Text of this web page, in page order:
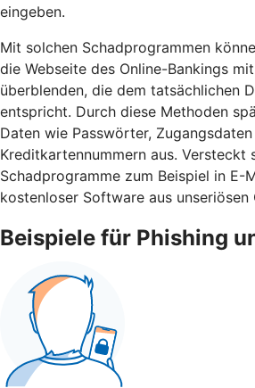
eingeben.
Mit solchen Schadprogrammen
die Webseite des Online-Bankings
überblenden, die dem tatsächlichen
entspricht. Durch diese Methoden
Daten wie Passwörter,
Kreditkartennummern aus. Versteckt
Schadprogramme zum Beispiel in E-
kostenloser Software aus unseriösen
Beispiele für Phishing